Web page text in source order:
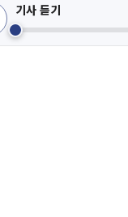
기사 듣기